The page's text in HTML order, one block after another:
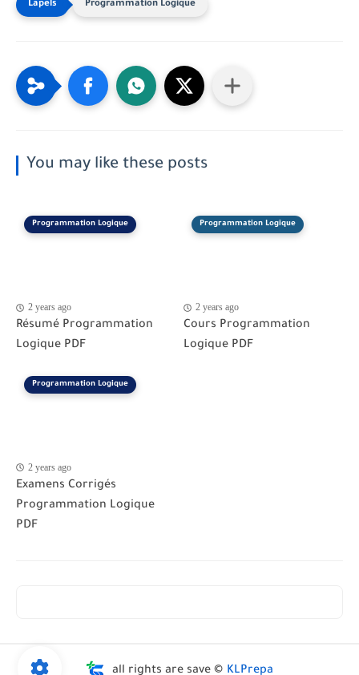
Programmation Logique
You may like these posts
Programmation Logique
2 years ago
Résumé Programmation
Logique PDF
Programmation Logique
2 years ago
Cours Programmation
Logique PDF
Programmation Logique
2 years ago
Examens Corrigés
Programmation Logique
PDF
all rights are save © KLPrepa